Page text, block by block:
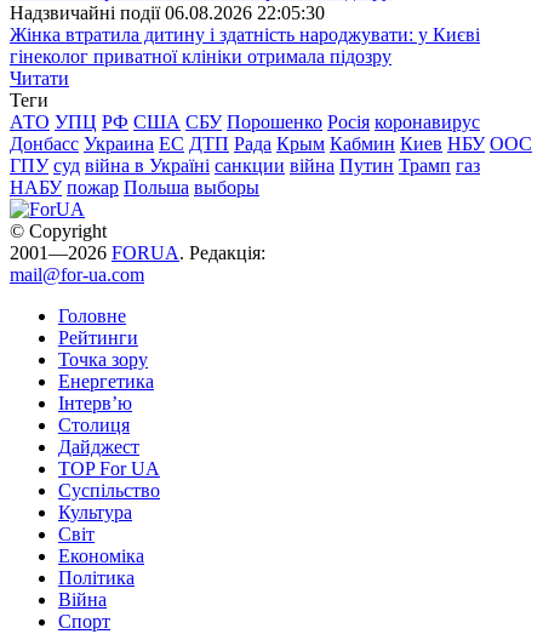
Надзвичайні події 06.08.2026 22:05:30
Жінка втратила дитину і здатність народжувати: у Києві
гінеколог приватної клініки отримала підозру
Читати
Теги
АТО УПЦ РФ США СБУ Порошенко Росія коронавирус
Донбасс Украина ЕС ДТП Рада Крым Кабмин Киев НБУ ООС
ГПУ суд війна в Україні санкции війна Путин Трамп газ
НАБУ пожар Польша выборы
© Copyright
2001—2026 FORUA. Редакція:
mail@for-ua.com
Головне
Рейтинги
Точка зору
Енергетика
Інтерв’ю
Столиця
Дайджест
TOP For UA
Суспiльство
Культура
Світ
Економіка
Політика
Війна
Спорт